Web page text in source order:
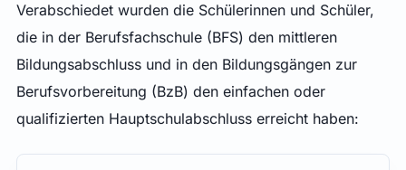
Verabschiedet wurden die Schülerinnen und Schüler,
die in der Berufsfachschule (BFS) den mittleren
Bildungsabschluss und in den Bildungsgängen zur
Berufsvorbereitung (BzB) den einfachen oder
qualifizierten Hauptschulabschluss erreicht haben: